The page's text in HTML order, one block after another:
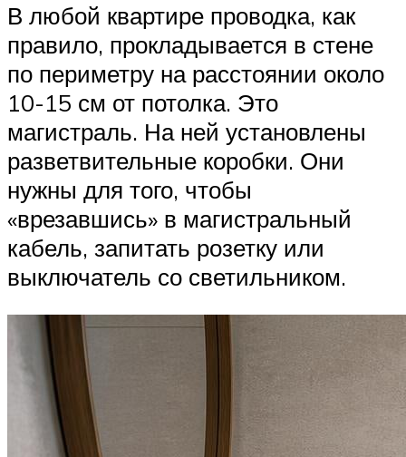
В любой квартире проводка, как
правило, прокладывается в стене
по периметру на расстоянии около
10-15 см от потолка. Это
магистраль. На ней установлены
разветвительные коробки. Они
нужны для того, чтобы
«врезавшись» в магистральный
кабель, запитать розетку или
выключатель со светильником.